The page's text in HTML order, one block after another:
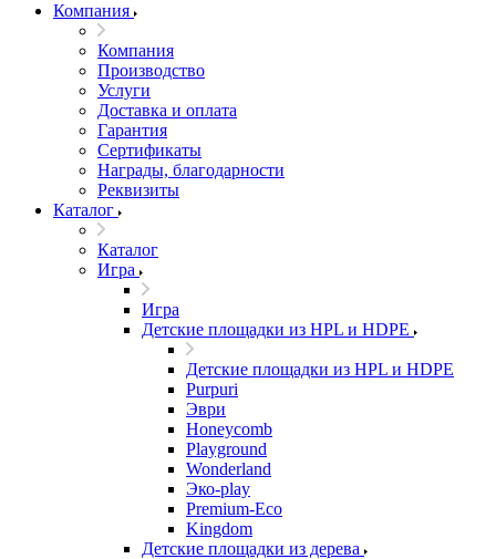
Компания
Компания
Производство
Услуги
Доставка и оплата
Гарантия
Сертификаты
Награды, благодарности
Реквизиты
Каталог
Каталог
Игра
Игра
Детские площадки из HPL и HDPE
Детские площадки из HPL и HDPE
Purpuri
Эври
Honeycomb
Playground
Wonderland
Эко-play
Premium-Eco
Kingdom
Детские площадки из дерева